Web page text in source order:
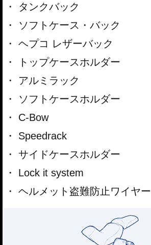
タンクバック
ソフトケース・バック
ヘプコ レザーバック
トップケースホルダー
アルミラック
ソフトケースホルダー
C-Bow
Speedrack
サイドケースホルダー
Lock it system
ヘルメット盗難防止ワイヤー